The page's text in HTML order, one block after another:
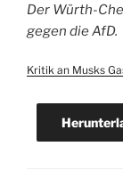
Der Würth-
gegen die AfD.
Kritik an Musks